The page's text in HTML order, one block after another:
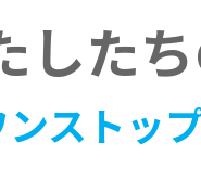
した
ストッ